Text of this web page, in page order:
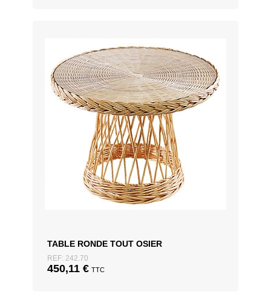
TABLE RONDE TOUT OSIER
REF: 242.70
450,11 € TTC